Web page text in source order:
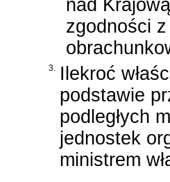
nad
zgodności
3. Ilekroć
podstawie
podległych
jednostek
ministrem